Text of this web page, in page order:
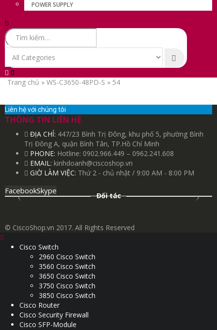
POWER SUPPLY
0
Trang chủ » WS-C3650-48PD-S » 54
Liên hệ với chúng tôi
THÔNG TIN LIÊN HỆ
ĐỊA CHỈ: 447/23 Bình Trị Đông, khu phố 5, phường Bình
Trị Đông A, quận Bình Tân, TP.Hồ Chí Minh
PHONE: Hotline: 0902.966.449 – 0962.241.608
EMAIL: kinhdoanh@ciscoshop.vn
GIỜ LÀM VIỆC: Thứ 2 - chủ nhật / 9:00 AM - 8:00 PM
FacebookSkype
Đối tác
© CiscoShop.vn 2017. All Rights Reserved
Cisco Switch
2960 Cisco Switch
3560 Cisco Switch
3650 Cisco Switch
3750 Cisco Switch
3850 Cisco Switch
Cisco Router
Cisco Security Firewall
Cisco SFP-Module